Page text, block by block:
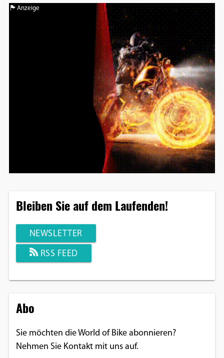
Anzeige
Bleiben Sie auf dem Laufenden!
NEWSLETTER
RSS FEED
Abo
Sie möchten die World of Bike abonnieren?
Nehmen Sie Kontakt mit uns auf.